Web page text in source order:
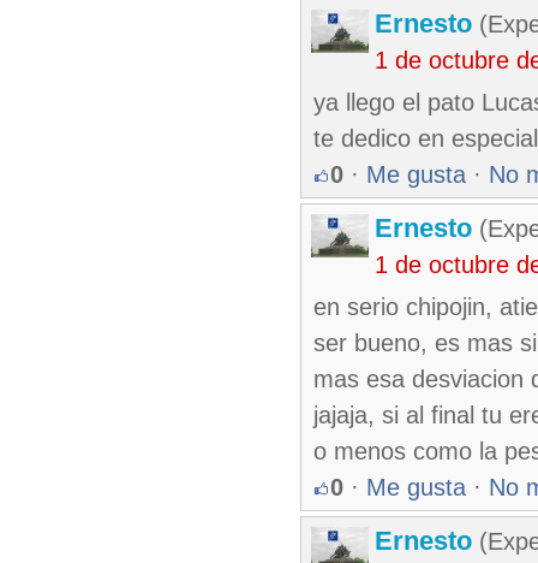
Ernesto
1 de octubre
ya llego el pato
te dedico en
0 · Me gusta · No
Ernesto
1 de octubre
en serio chipojin,
ser bueno, es mas
mas esa desviacion
jajaja, si al final tu
o menos como la
0 · Me gusta · No
Ernesto